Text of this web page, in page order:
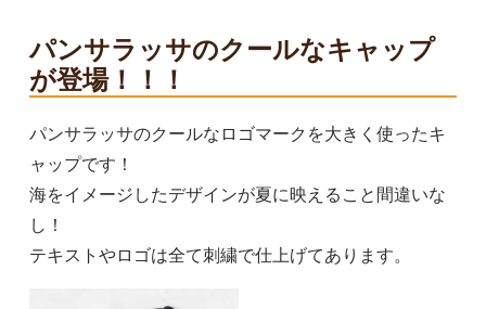
パンサラッサのクールなキャップ
が登場！！！
パンサラッサのクールなロゴマークを大きく使ったキ
ャップです！
海をイメージしたデザインが夏に映えること間違いな
し！
テキストやロゴは全て刺繍で仕上げてあります。